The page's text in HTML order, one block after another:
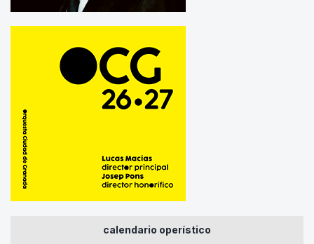
calendario operístico